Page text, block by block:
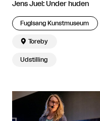
Jens Juel: Under huden
Fuglsang Kunstmuseum
 Toreby
Udstilling